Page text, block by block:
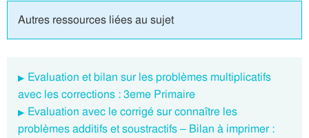
Autres ressources liées au sujet
Evaluation et bilan sur les problèmes multiplicatifs
avec les corrections : 3eme Primaire
Evaluation avec le corrigé sur connaître les
problèmes additifs et soustractifs – Bilan à imprimer :